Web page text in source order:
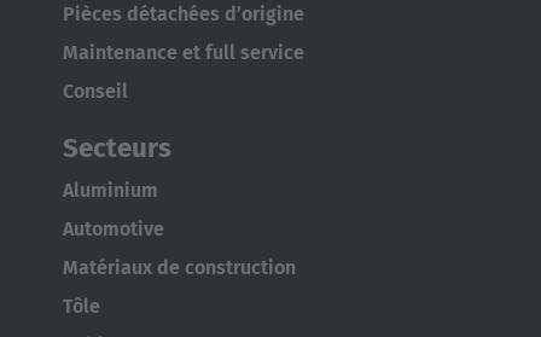
English Neutral
Pièces détachées d’origine
Maintenance et full service
Conseil
Secteurs
Aluminium
Automotive
Matériaux de construction
Tôle